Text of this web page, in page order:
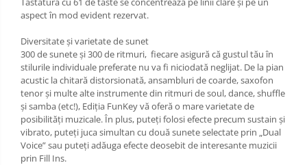
aspect în mod evident rezervat.
Diversitate și varietate de sunet
300 de sunete și 300 de ritmuri, fiecare asigură că gustul tău în
stilurile individuale preferate nu va fi niciodată neglijat. De la pian
acustic la chitară distorsionată, ansambluri de coarde, saxofon
tenor și multe alte instrumente din ritmuri de soul, dance, shuffle
și samba (etc!), Ediția FunKey vă oferă o mare varietate de
posibilități muzicale. În plus, puteți folosi efecte precum sustain și
vibrato, puteți juca simultan cu două sunete selectate prin „Dual
Voice” sau puteți adăuga efecte deosebit de interesante muzicii
prin Fill Ins.